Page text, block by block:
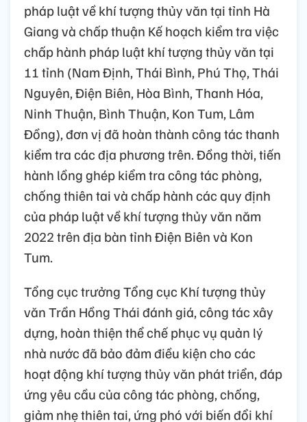
pháp luật về khí tượng thủy văn tại tỉnh Hà
Giang và chấp thuận Kế hoạch kiểm tra việc
chấp hành pháp luật khí tượng thủy văn tại
11 tỉnh (Nam Định, Thái Bình, Phú Thọ, Thái
Nguyên, Điện Biên, Hòa Bình, Thanh Hóa,
Ninh Thuận, Bình Thuận, Kon Tum, Lâm
Đồng), đơn vị đã hoàn thành công tác thanh
kiểm tra các địa phương trên. Đồng thời, tiến
hành lồng ghép kiểm tra công tác phòng,
chống thiên tai và chấp hành các quy định
của pháp luật về khí tượng thủy văn năm
2022 trên địa bàn tỉnh Điện Biên và Kon
Tum.
Tổng cục trưởng Tổng cục Khí tượng thủy
văn Trần Hồng Thái đánh giá, công tác xây
dựng, hoàn thiện thể chế phục vụ quản lý
nhà nước đã bảo đảm điều kiện cho các
hoạt động khí tượng thủy văn phát triển, đáp
ứng yêu cầu của công tác phòng, chống,
giảm nhẹ thiên tai, ứng phó với biến đổi khí